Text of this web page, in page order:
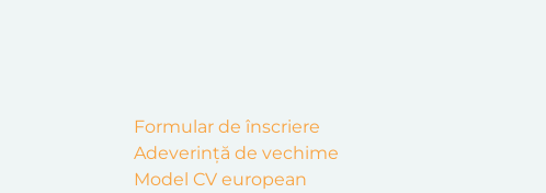
Formular de înscriere
Adeverință de vechime
Model CV european